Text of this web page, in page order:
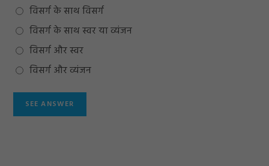
विसर्ग के साथ विसर्ग
विसर्ग के साथ स्वर या व्यंजन
विसर्ग और स्वर
विसर्ग और व्यंजन